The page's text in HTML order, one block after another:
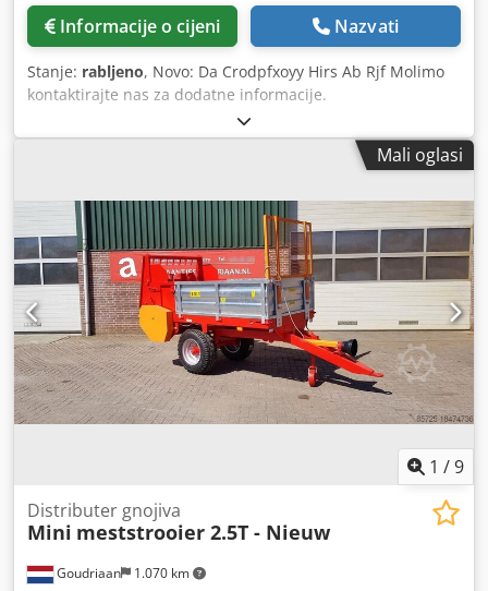
Informacije o cijeni Nazvati
Stanje: rabljeno, Novo: Da Crodpfxoyy Hirs Ab Rjf Molimo
kontaktirajte nas za dodatne informacije.
Mali oglasi
1 /9
Goudriaan 1.070 km
Distributer gnojiva
Mini meststrooier 2.5T - Nieuw